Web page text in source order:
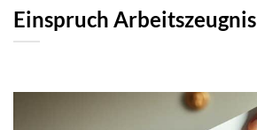
Einspruch Arbeitszeugnis